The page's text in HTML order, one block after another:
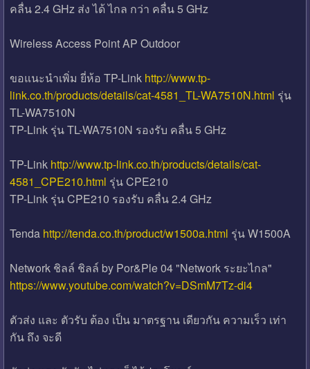
คลื่น 2.4 GHz ส่ง ได้ ไกล กว่า คลื่น 5 GHz
Wireless Access Point AP Outdoor
ขอแนะนำเพิ่ม ยี่ห้อ TP-Link http://www.tp-
link.co.th/products/details/cat-4581_TL-WA7510N.html รุ่น
TL-WA7510N
TP-Link รุ่น TL-WA7510N รองรับ คลื่น 5 GHz
TP-Link http://www.tp-link.co.th/products/details/cat-
4581_CPE210.html รุ่น CPE210
TP-Link รุ่น CPE210 รองรับ คลื่น 2.4 GHz
Tenda http://tenda.co.th/product/w1500a.html รุ่น W1500A
Network ชิลล์ ชิลล์ by Por&Ple 04 "Network ระยะไกล"
https://www.youtube.com/watch?v=DSmM7Tz-di4
ตัวส่ง และ ตัวรับ ต้อง เป็น มาตรฐาน เดียวกัน ความเร็ว เท่า
กัน ถึง จะดี